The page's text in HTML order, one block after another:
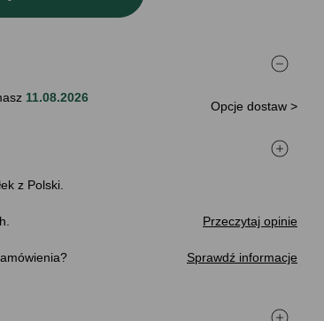
11.08.2026
Opcje dostaw >
z Polski.
Przeczytaj opinie
Sprawdź informacje